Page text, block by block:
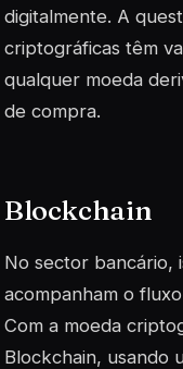
digitalmente. A
criptográficas têm
qualquer moeda
de compra.
Blockchain
No sector bancário,
acompanham o
Com a moeda
Blockchain, usando